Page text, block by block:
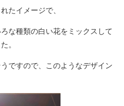
たイメージで、
な種類の白い花をミックスして
。
ですので、このようなデザイン